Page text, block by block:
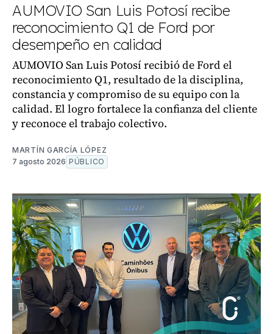
AUMOVIO San Luis Potosí recibe
reconocimiento Q1 de Ford por
desempeño en calidad
AUMOVIO San Luis Potosí recibió de Ford el
reconocimiento Q1, resultado de la disciplina,
constancia y compromiso de su equipo con la
calidad. El logro fortalece la confianza del cliente
y reconoce el trabajo colectivo.
MARTÍN GARCÍA LÓPEZ
7 agosto 2026 PÚBLICO